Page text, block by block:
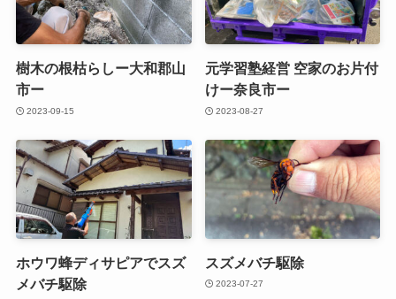
樹木の根枯らしー大和郡山
市ー
2023-09-15
元学習塾経営 空家のお片付
けー奈良市ー
2023-08-27
ホウワ蜂ディサピアでスズ
メバチ駆除
スズメバチ駆除
2023-07-27